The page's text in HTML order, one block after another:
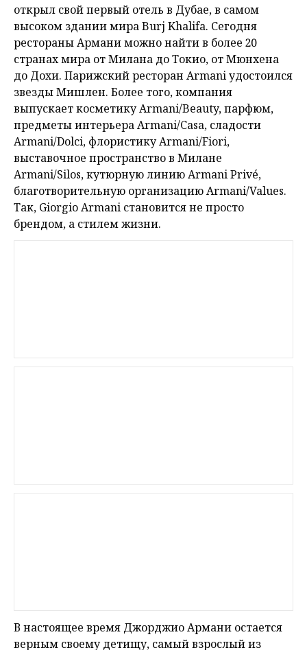
открыл свой первый отель в Дубае, в самом
высоком здании мира Burj Khalifa. Сегодня
рестораны Армани можно найти в более 20
странах мира от Милана до Токио, от Мюнхена
до Дохи. Парижский ресторан Armani удостоился
звезды Мишлен. Более того, компания
выпускает косметику Armani/Beauty, парфюм,
предметы интерьера Armani/Casa, сладости
Armani/Dolci, флористику Armani/Fiori,
выставочное пространство в Милане
Armani/Silos, кутюрную линию Armani Privé,
благотворительную организацию Armani/Values.
Так, Giorgio Armani становится не просто
брендом, а стилем жизни.
В настоящее время Джорджио Армани остается
верным своему детищу, самый взрослый из